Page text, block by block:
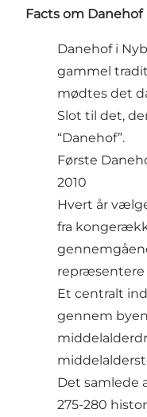
Facts om Danehof
Danehof i
gammel
mødtes det
Slot til det,
“Danehof”.
Første
2010
Hvert år
fra
repræsentere
Et centralt
gennem
Det samlede
275-280